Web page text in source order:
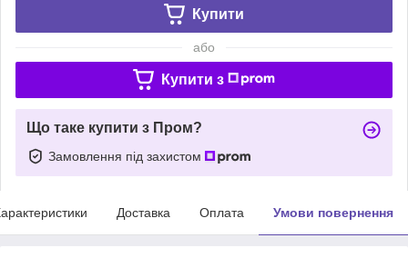
Купити
або
Купити з
Що таке купити з Пром?
Замовлення під захистом
Доставка Оплата Умови повернення